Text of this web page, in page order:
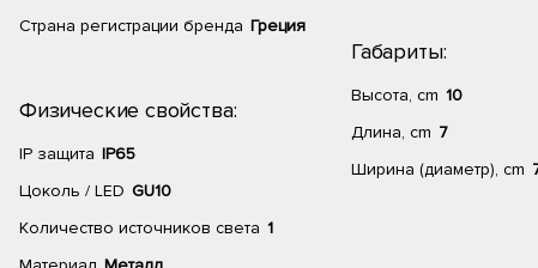
Страна регистрации бренда Греция
Физические свойства:
IP защита IP65
Цоколь / LED GU10
Количество источников света 1
Габариты:
Высота, cm 10
Длина, cm 7
Ширина (диаметр), cm